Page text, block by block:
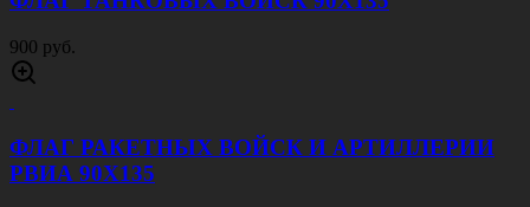
900 руб.
ФЛАГ РАКЕТНЫХ ВОЙСК И АРТИЛЛЕРИИ
РВИА 90Х135